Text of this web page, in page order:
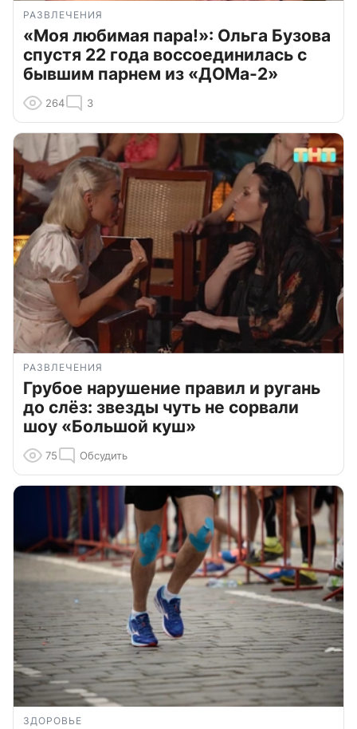
РАЗВЛЕЧЕНИЯ
«Моя любимая пара!»: Ольга Бузова
спустя 22 года воссоединилась с
бывшим парнем из «ДОМа-2»
264 3
РАЗВЛЕЧЕНИЯ
Грубое нарушение правил и ругань
до слёз: звезды чуть не сорвали
шоу «Большой куш»
75 Обсудить
ЗДОРОВЬЕ